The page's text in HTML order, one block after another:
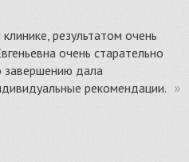
результатом очень
очень старательно
завершению дала
рекомендации.